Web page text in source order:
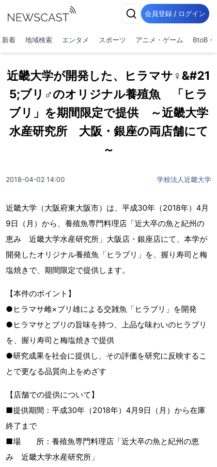
会員登録 / ログイン
新着 地域検索 エンタメ スポーツ アニメ・ゲーム BtoB・
近畿大学が開発した、ヒラマサ♀&#21
5;ブリ♂のオリジナル養殖魚 「ヒラ
ブリ」を期間限定で提供 ～近畿大学
水産研究所 大阪・銀座の両店舗にて
～
2018-04-02 14:00 学校法人近畿大学
近畿大学（大阪府東大阪市）は、平成30年（2018年）4月
9日（月）から、養殖魚専門料理店「近大卒の魚と紀州の
恵み 近畿大学水産研究所」大阪店・銀座店にて、本学が
開発したオリジナル養殖魚「ヒラブリ」を、握り寿司と梅
塩焼きで、期間限定で提供します。
【本件のポイント】
●ヒラマサ雌×ブリ雄による交雑魚「ヒラブリ」を開発
●ヒラマサとブリの旨味を持つ、上品な味わいのヒラブリ
を、握り寿司と梅塩焼きで提供
●研究成果を社会に提供し、その評価を研究に反映するこ
とで更なる品質向上をめざす
【店舗での提供について】
■提供期間：平成30年（2018年）4月9日（月）から在庫
終了まで
■場 所：養殖魚専門料理店「近大卒の魚と紀州の恵
み 近畿大学水産研究所」